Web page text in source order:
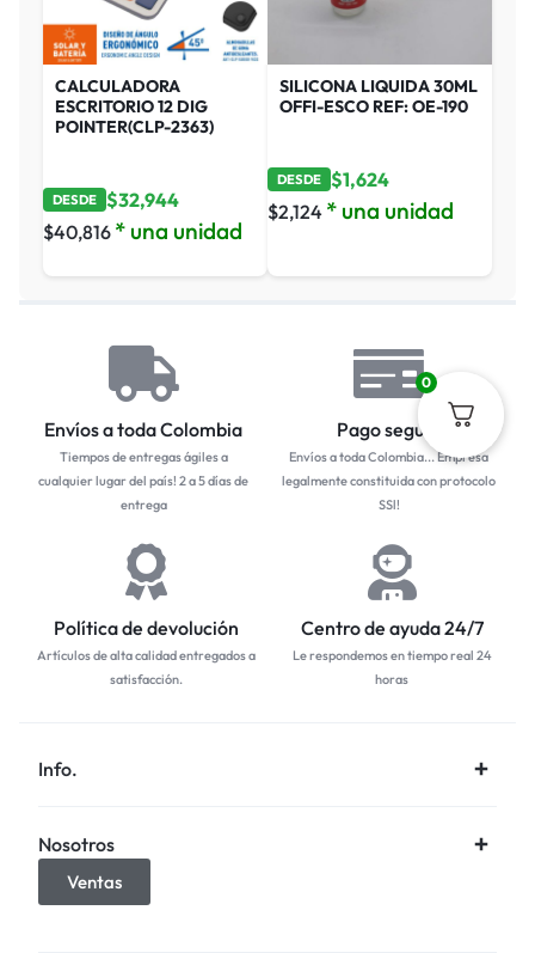
CALCULADORA
ESCRITORIO 12 DIG
POINTER(CLP-2363)
DESDE $32,944
$40,816 * una unidad
SILICONA LIQUIDA 30ML
OFFI-ESCO REF: OE-190
DESDE $1,624
$2,124 * una unidad
Envíos a toda Colombia
Tiempos de entregas ágiles a
cualquier lugar del país! 2 a 5 días de
entrega
Pago seguro
Envíos a toda Colombia... Empresa
legalmente constituida con protocolo
SSl!
Política de devolución
Artículos de alta calidad entregados a
satisfacción.
Centro de ayuda 24/7
Le respondemos en tiempo real 24
horas
Info.
Nosotros
Ventas
0